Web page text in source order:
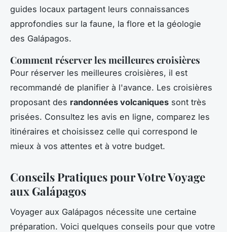
guides locaux partagent leurs connaissances
approfondies sur la faune, la flore et la géologie
des Galápagos.
Comment réserver les meilleures croisières
Pour réserver les meilleures croisières, il est
recommandé de planifier à l'avance. Les croisières
proposant des randonnées volcaniques sont très
prisées. Consultez les avis en ligne, comparez les
itinéraires et choisissez celle qui correspond le
mieux à vos attentes et à votre budget.
Conseils Pratiques pour Votre Voyage
aux Galápagos
Voyager aux Galápagos nécessite une certaine
préparation. Voici quelques conseils pour que votre